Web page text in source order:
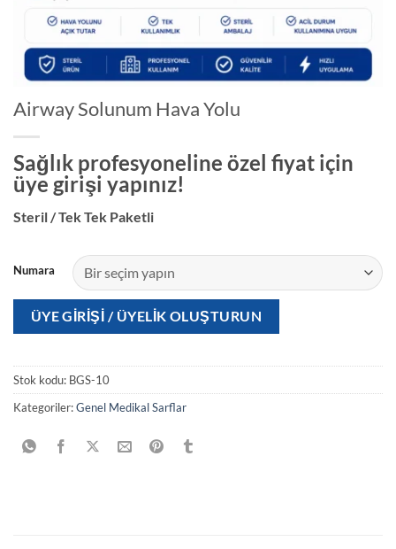
Airway Solunum Hava Yolu
Sağlık profesyoneline özel fiyat için
üye girişi yapınız!
Steril / Tek Tek Paketli
Numara
ÜYE GIRIŞI / ÜYELIK OLUŞTURUN
Stok kodu: BGS-10
Kategoriler:Genel Medikal Sarflar